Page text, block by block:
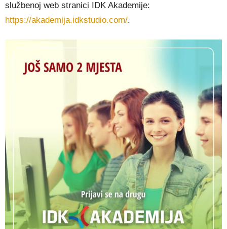
službenoj web stranici IDK Akademije:
https://akademija.idkstudio.com/.